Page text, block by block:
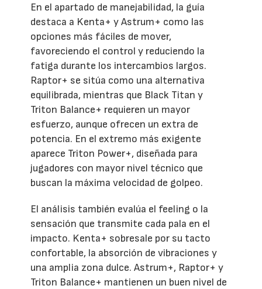
En el apartado de manejabilidad, la guía
destaca a Kenta+ y Astrum+ como las
opciones más fáciles de mover,
favoreciendo el control y reduciendo la
fatiga durante los intercambios largos.
Raptor+ se sitúa como una alternativa
equilibrada, mientras que Black Titan y
Triton Balance+ requieren un mayor
esfuerzo, aunque ofrecen un extra de
potencia. En el extremo más exigente
aparece Triton Power+, diseñada para
jugadores con mayor nivel técnico que
buscan la máxima velocidad de golpeo.
El análisis también evalúa el feeling o la
sensación que transmite cada pala en el
impacto. Kenta+ sobresale por su tacto
confortable, la absorción de vibraciones y
una amplia zona dulce. Astrum+, Raptor+ y
Triton Balance+ mantienen un buen nivel de